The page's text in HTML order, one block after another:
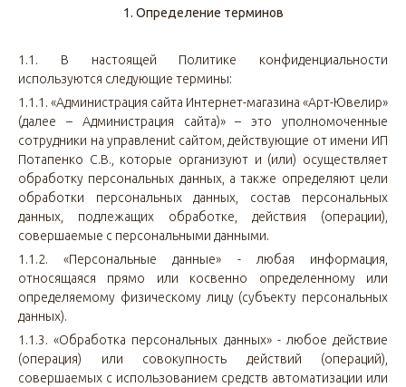
1. Определение терминов
1.1. В настоящей Политике конфиденциальности
используются следующие термины:
1.1.1. «Администрация сайта Интернет-магазина «Арт-Ювелир»
(далее – Администрация сайта)» – это уполномоченные
сотрудники на управлениt сайтом, действующие от имени ИП
Потапенко С.В., которые организуют и (или) осуществляет
обработку персональных данных, а также определяют цели
обработки персональных данных, состав персональных
данных, подлежащих обработке, действия (операции),
совершаемые с персональными данными.
1.1.2. «Персональные данные» - любая информация,
относящаяся прямо или косвенно определенному или
определяемому физическому лицу (субъекту персональных
данных).
1.1.3. «Обработка персональных данных» - любое действие
(операция) или совокупность действий (операций),
совершаемых с использованием средств автоматизации или